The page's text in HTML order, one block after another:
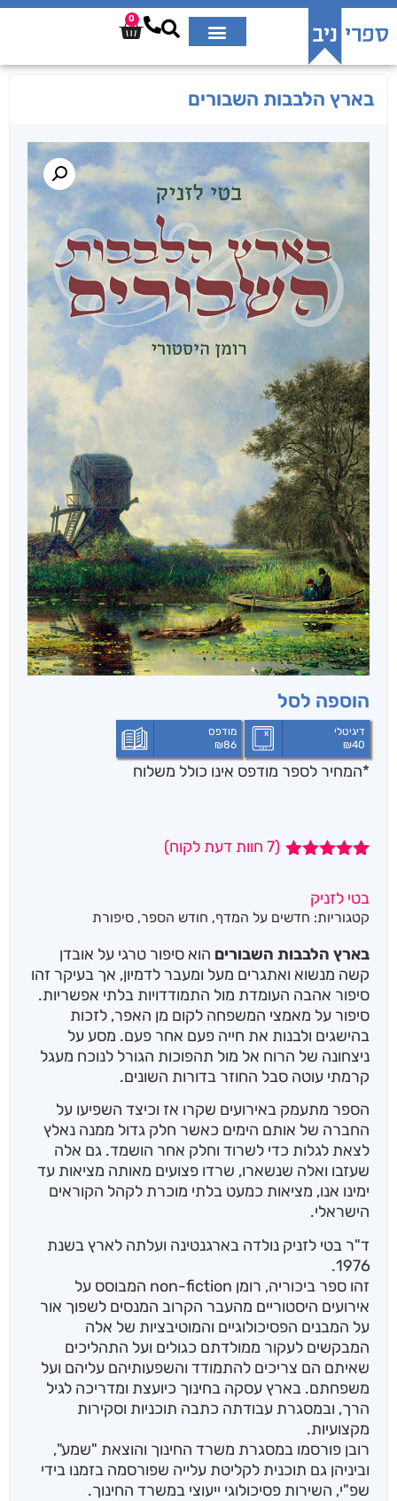
0
בארץ הלבבות השבורים
הוספה לסל
דיגיטלי
₪40
מודפס
₪86
*המחיר לספר מודפס אינו כולל משלוח
מבוסס על
דירוגים של
(
7 חוות דעת לקוח)
בטי לזניק
קטגוריות: חדשים על המדף, חודש הספר, סיפורת
בארץ הלבבות השבורים הוא סיפור טרגי על אובדן
קשה מנשוא ואתגרים מעל ומעבר לדמיון, אך בעיקר זהו
סיפור אהבה העומדת מול התמודדויות בלתי אפשריות.
סיפור על מאמצי המשפחה לקום מן האפר, לזכות
בהישגים ולבנות את חייה פעם אחר פעם. מסע על
ניצחונה של הרוח אל מול תהפוכות הגורל לנוכח מעגל
קרמתי עוטה סבל החוזר בדורות השונים.
הספר מתעמק באירועים שקרו אז וכיצד השפיעו על
החברה של אותם הימים כאשר חלק גדול ממנה נאלץ
לצאת לגלות כדי לשרוד וחלק אחר הושמד. גם אלה
שעזבו ואלה שנשארו, שרדו פצועים מאותה מציאות עד
ימינו אנו, מציאות כמעט בלתי מוכרת לקהל הקוראים
הישראלי.
ד"ר בטי לזניק נולדה בארגנטינה ועלתה לארץ בשנת
1976.
זהו ספר ביכוריה, רומן non-fiction המבוסס על
אירועים היסטוריים מהעבר הקרוב המנסים לשפוך אור
על המבנים הפסיכולוגיים והמוטיבציות של אלה
המבקשים לעקור ממולדתם כגולים ועל התהליכים
שאיתם הם צריכים להתמודד והשפעותיהם עליהם ועל
משפחתם. בארץ עסקה בחינוך כיועצת ומדריכה לגיל
הרך, ובמסגרת עבודתה כתבה תוכניות וסקירות
מקצועיות.
רובן פורסמו במסגרת משרד החינוך והוצאת "שמע",
וביניהן גם תוכנית לקליטת עלייה שפורסמה בזמנו בידי
שפ"י, השירות פסיכולוגי ייעוצי במשרד החינוך.